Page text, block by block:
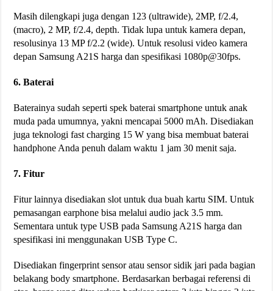
Masih dilengkapi juga dengan 123 (ultrawide), 2MP, f/2.4,
(macro), 2 MP, f/2.4, depth. Tidak lupa untuk kamera depan,
resolusinya 13 MP f/2.2 (wide). Untuk resolusi video kamera
depan Samsung A21S harga dan spesifikasi 1080p@30fps.
6. Baterai
Baterainya sudah seperti spek baterai smartphone untuk anak
muda pada umumnya, yakni mencapai 5000 mAh. Disediakan
juga teknologi fast charging 15 W yang bisa membuat baterai
handphone Anda penuh dalam waktu 1 jam 30 menit saja.
7. Fitur
Fitur lainnya disediakan slot untuk dua buah kartu SIM. Untuk
pemasangan earphone bisa melalui audio jack 3.5 mm.
Sementara untuk type USB pada Samsung A21S harga dan
spesifikasi ini menggunakan USB Type C.
Disediakan fingerprint sensor atau sensor sidik jari pada bagian
belakang body smartphone. Berdasarkan berbagai referensi di